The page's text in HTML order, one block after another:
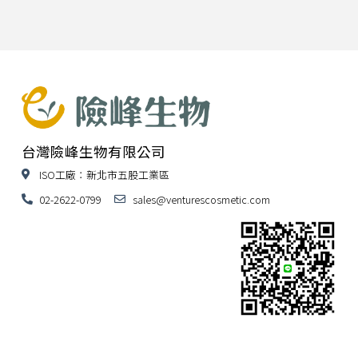
台灣險峰生物有限公司
ISO工廠：新北市五股工業區
02-2622-0799
sales@venturescosmetic.com